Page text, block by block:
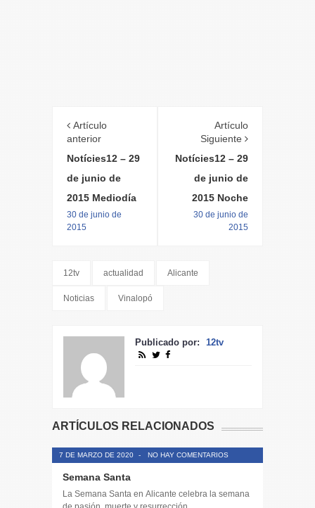
Artículo
anterior
Notícies12 – 29
de junio de
2015 Mediodía
30 de junio de
2015
Artículo
Siguiente
Notícies12 – 29
de junio de
2015 Noche
30 de junio de
2015
12tv actualidad Alicante
Noticias Vinalopó
Publicado por: 12tv
ARTÍCULOS RELACIONADOS
7 DE MARZO DE 2020 - NO HAY COMENTARIOS
Semana Santa
La Semana Santa en Alicante celebra la semana